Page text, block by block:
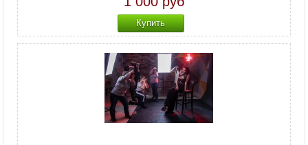
Купить